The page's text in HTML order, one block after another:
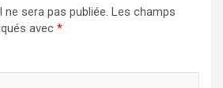
sera pas publiée. Les champs
avec *